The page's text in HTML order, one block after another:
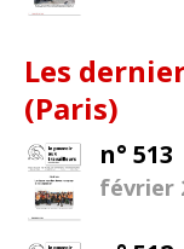
Les
(Paris)
n° 513
février